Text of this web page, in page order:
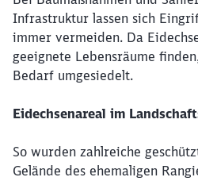
Infrastruktur lassen sich
immer vermeiden. Da
geeignete Lebensräume
Bedarf umgesiedelt.
Eidechsenareal im
So wurden zahlreiche
Gelände des ehemaligen